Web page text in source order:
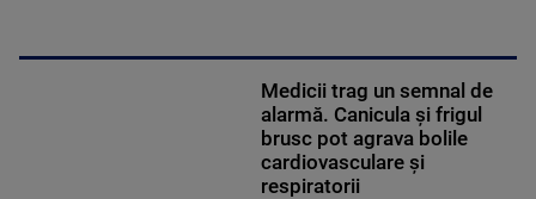
Medicii trag un semnal de
alarmă. Canicula și frigul
brusc pot agrava bolile
cardiovasculare și
respiratorii